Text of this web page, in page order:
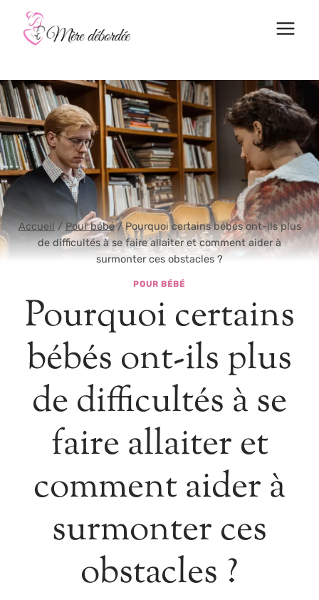
contenu
Accueil / Pour bébé / Pourquoi certains bébés ont-ils plus
de difficultés à se faire allaiter et comment aider à
surmonter ces obstacles ?
POUR BÉBÉ
Pourquoi certains
bébés ont-ils plus
de difficultés à se
faire allaiter et
comment aider à
surmonter ces
obstacles ?